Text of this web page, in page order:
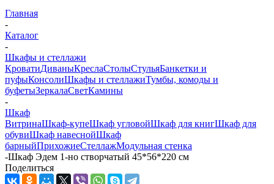
Главная
-
Каталог
-
Шкафы и стеллажи
КроватиДиваныКреслаСтолыСтульяБанкетки и
пуфыКонсолиШкафы и стеллажиТумбы, комоды и
буфетыЗеркалаСветКамины
-
Шкаф
ВитринаШкаф-купеШкаф угловойШкаф для книгШкаф для
обувиШкаф навеснойШкаф
барныйПрихожиеСтеллажМодульная стенка
-Шкаф Эдем 1-но створчатый 45*56*220 см
Поделиться